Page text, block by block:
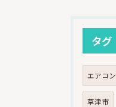
タグ
エアコン
草津市